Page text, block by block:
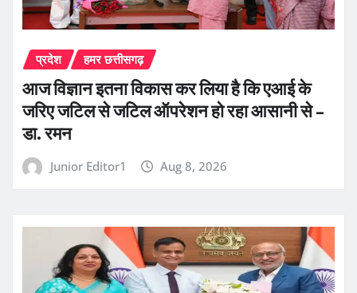
प्रदेश हमर छत्तीसगढ़
आज विज्ञान इतना विकास कर लिया है कि एआई के
जरिए जटिल से जटिल ऑपरेशन हो रहा आसानी से –
डा. रमन
Junior Editor1 Aug 8, 2026